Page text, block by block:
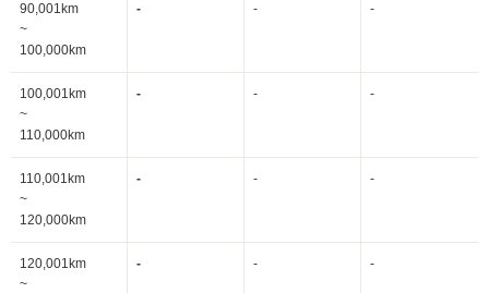
90,001km
~
100,000km
- - -
100,001km
~
110,000km
- - -
110,001km
~
120,000km
- - -
120,001km
~
- - -